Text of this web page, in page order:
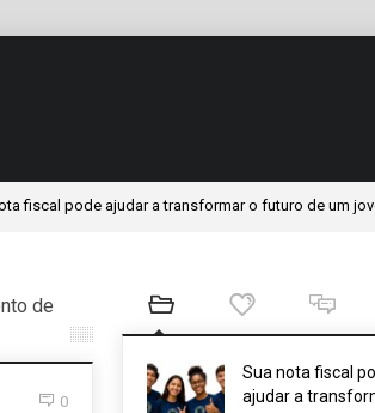
ajudar a transformar o futuro de um jovem
de
0
Sua nota fiscal
ajudar a